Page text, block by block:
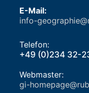
E-Mail:
info-
Telefon:
+49 (0)234 32-
Webmaster:
gi-